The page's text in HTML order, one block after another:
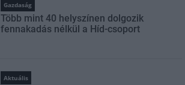
Gazdaság
Több mint 40 helyszínen dolgozik
fennakadás nélkül a Híd-csoport
Aktuális